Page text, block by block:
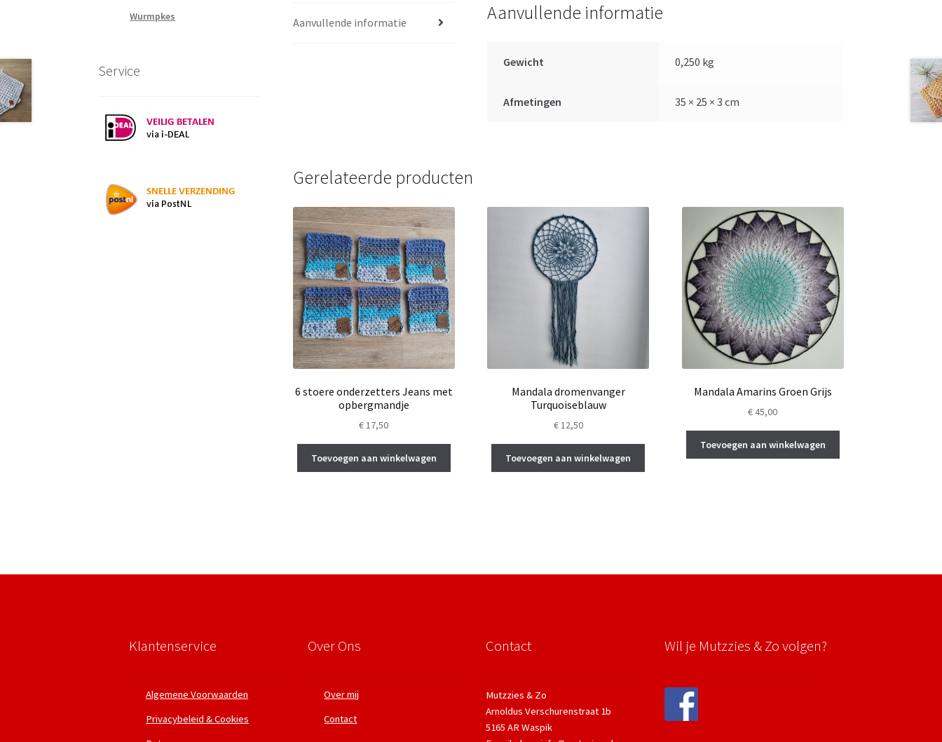
Aanvullende informatie Aanvullende informatie
Gewicht 0,250 kg
Afmetingen 35 × 25 × 3 cm
Gerelateerde producten
6 stoere onderzetters Jeans met
opbergmandje
€17,50
Toevoegen aan winkelwagen
Mandala dromenvanger
Turquoiseblauw
€12,50
Toevoegen aan winkelwagen
Mandala Amarins Groen Grijs
€45,00
Toevoegen aan winkelwagen
Wurmpkes
Service
Klantenservice
Algemene Voorwaarden
Privacybeleid & Cookies
Over Ons
Over mij
Contact
Contact
Mutzzies & Zo
Arnoldus Verschurenstraat 1b
5165 AR Waspik
Wil je Mutzzies & Zo volgen?